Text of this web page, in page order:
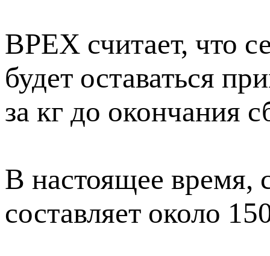
BPEX считает, что
будет оставаться
за кг до окончания
В настоящее время,
составляет около